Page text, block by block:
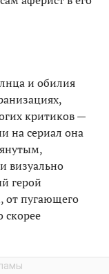
и обилия
критиков —
на сериал она
визуально
герой
от пугающего
скорее